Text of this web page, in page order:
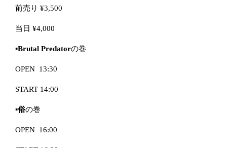
前売り ¥3,500
当日 ¥4,000
▪️Brutal Predatorの巻
OPEN 13:30
START 14:00
▪️俗の巻
OPEN 16:00